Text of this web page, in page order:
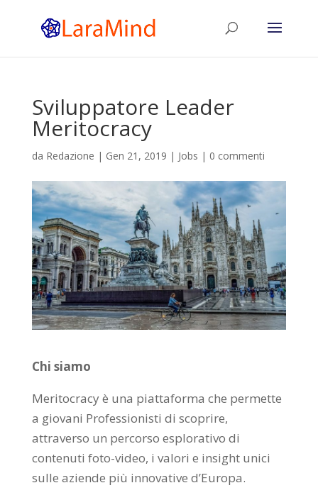
Sviluppatore Leader
Meritocracy
da Redazione | Gen 21, 2019 | Jobs | 0 commenti
Chi siamo
Meritocracy è una piattaforma che permette
a giovani Professionisti di scoprire,
attraverso un percorso esplorativo di
contenuti foto-video, i valori e insight unici
sulle aziende più innovative d’Europa.